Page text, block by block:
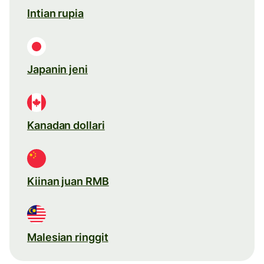
Intian rupia
Japanin jeni
Kanadan dollari
Kiinan juan RMB
Malesian ringgit